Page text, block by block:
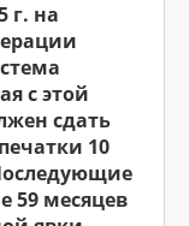
г. на
с этой
сдать
10
59 месяцев